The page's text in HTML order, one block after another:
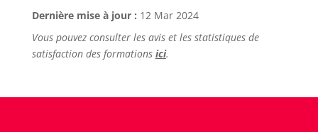
Dernière mise à jour : 12 Mar 2024
Vous pouvez consulter les avis et les statistiques de
satisfaction des formations ici.